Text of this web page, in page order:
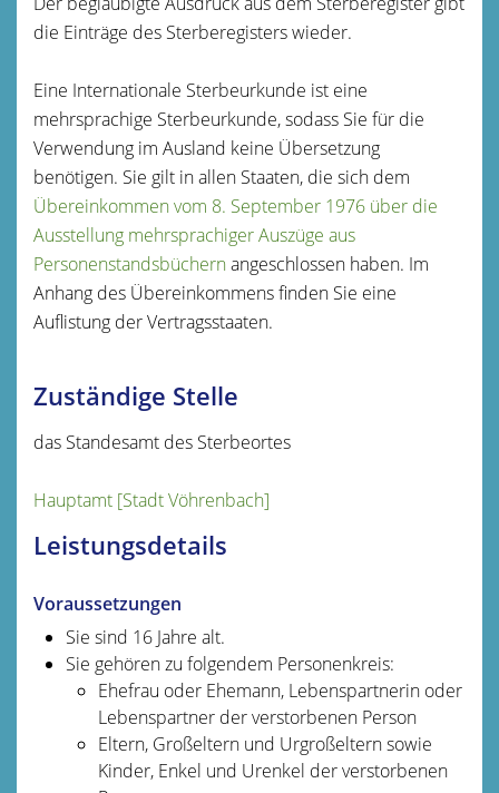
die Einträge des Sterberegisters wieder.
Eine Internationale Sterbeurkunde ist eine
mehrsprachige Sterbeurkunde, sodass Sie für die
Verwendung im Ausland keine Übersetzung
benötigen. Sie gilt in allen Staaten, die sich dem
Übereinkommen vom 8. September 1976 über die
Ausstellung mehrsprachiger Auszüge aus
Personenstandsbüchernangeschlossen haben. Im
Anhang des Übereinkommens finden Sie eine
Auflistung der Vertragsstaaten.
Zuständige Stelle
das Standesamt des Sterbeortes
Hauptamt [Stadt Vöhrenbach]
Leistungsdetails
Voraussetzungen
Sie sind 16 Jahre alt.
Sie gehören zu folgendem Personenkreis:
Ehefrau oder Ehemann, Lebenspartnerin oder
Lebenspartner der verstorbenen Person
Eltern, Großeltern und Urgroßeltern sowie
Kinder, Enkel und Urenkel der verstorbenen